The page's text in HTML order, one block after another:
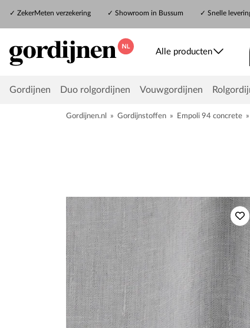
✓ ZekerMeten verzekering ✓ Showroom in Bussum ✓ Snelle
Alle producten
Gordijnen Duo rolgordijnen Vouwgordijnen
Gordijnen.nl » Gordijnstoffen » Empoli 94 concrete »